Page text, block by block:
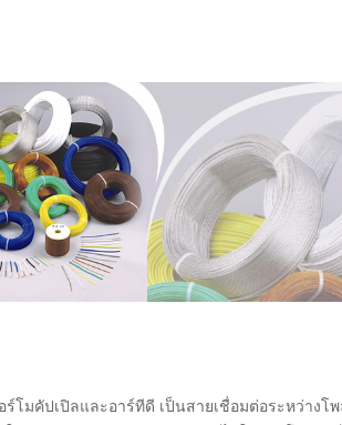
ร์โมคัปเปิลและอาร์ทีดี เป็นสายเชื่อมต่อระหว่างโพ